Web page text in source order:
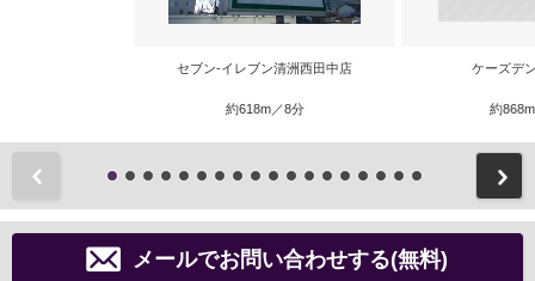
セブン-イレブン清洲西田中店
約618m／8分
ケーズデ
約
メールでお問い合わせする(無料)